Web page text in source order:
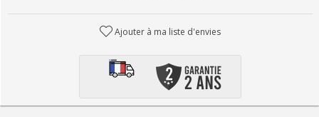
Ajouter à ma liste d'envies